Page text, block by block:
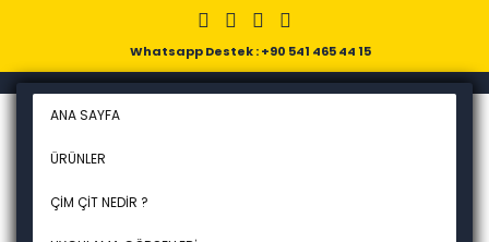
Whatsapp Destek : +90 541 465 44 15
ANA SAYFA
ÜRÜNLER
ÇIM ÇIT NEDIR ?